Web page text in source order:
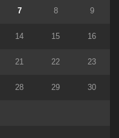
7 8 9
14 15 16
21 22 23
28 29 30